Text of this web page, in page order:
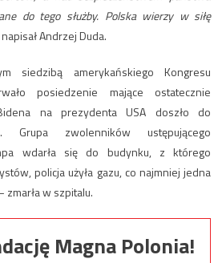
do tego służby. Polska wierzy w siłę
Andrzej Duda.
siedzibą amerykańskiego Kongresu
posiedzenie mające ostatecznie
na prezydenta USA doszło do
Grupa zwolenników ustępującego
wdarła się do budynku, z którego
policja użyła gazu, co najmniej jedna
zmarła w szpitalu.
Magna Polonia!